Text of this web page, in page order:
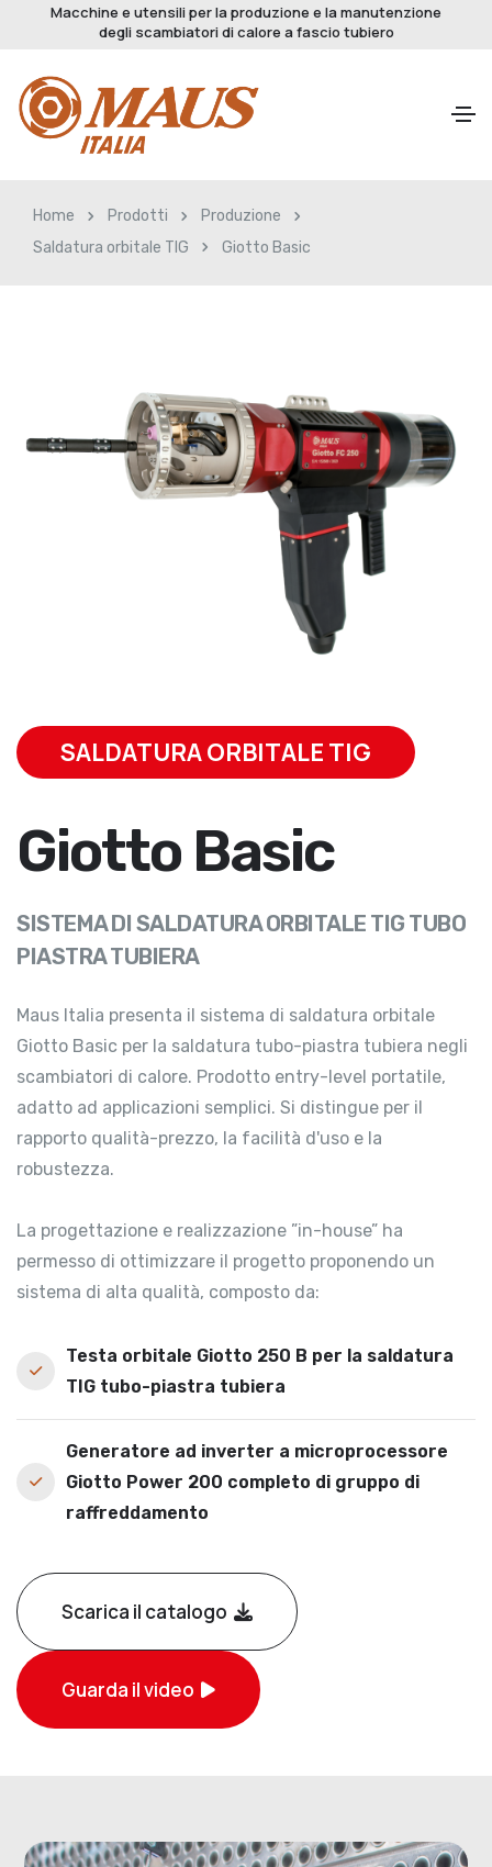
Macchine e utensili per la produzione e la manutenzione
degli scambiatori di calore a fascio tubiero
Home Prodotti
Produzione
Saldatura orbitale TIG
Giotto Basic
SALDATURA ORBITALE TIG
Giotto Basic
SISTEMA DI SALDATURA ORBITALE TIG TUBO
PIASTRA TUBIERA
Maus Italia presenta il sistema di saldatura orbitale
Giotto Basic per la saldatura tubo-piastra tubiera negli
scambiatori di calore. Prodotto entry-level portatile,
adatto ad applicazioni semplici. Si distingue per il
rapporto qualità-prezzo, la facilità d'uso e la
robustezza.
La progettazione e realizzazione ”in-house” ha
permesso di ottimizzare il progetto proponendo un
sistema di alta qualità, composto da:
Testa orbitale Giotto 250 B per la saldatura
TIG tubo-piastra tubiera
Generatore ad inverter a microprocessore
Giotto Power 200 completo di gruppo di
raffreddamento
Scarica il catalogo
Guarda il video